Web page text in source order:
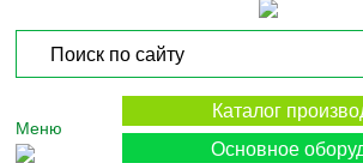
Меню
Каталог
Основное